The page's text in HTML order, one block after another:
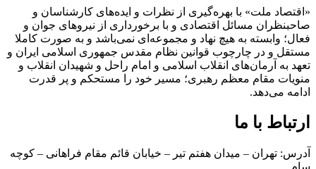
«اقتصاد ملت» با بهره‌گیری از نظرات و ایده‌های کارشناسان و
صاحبنظران مسائل اقتصادی و با برخورداری از نیروهای جوان و
فعال؛ وابسته به هیچ نهاد و مجموعه‌ای نمی‌‌باشد و به صورت کاملا
مستقل و در چارچوب قوانین نظام مقدس جمهوری اسلامی ایران و
تعهد به آرمان‌های انقلاب اسلامی و امام راحل و شهیدان انقلاب و
منویات مقام معظم رهبری؛ مسیر خود را مستحکم و پر قدرت
ادامه می‌دهد.
ارتباط با ما
آدرس: تهران – میدان هفتم تیر – خیابان قائم مقام فراهانی – کوچه
سام